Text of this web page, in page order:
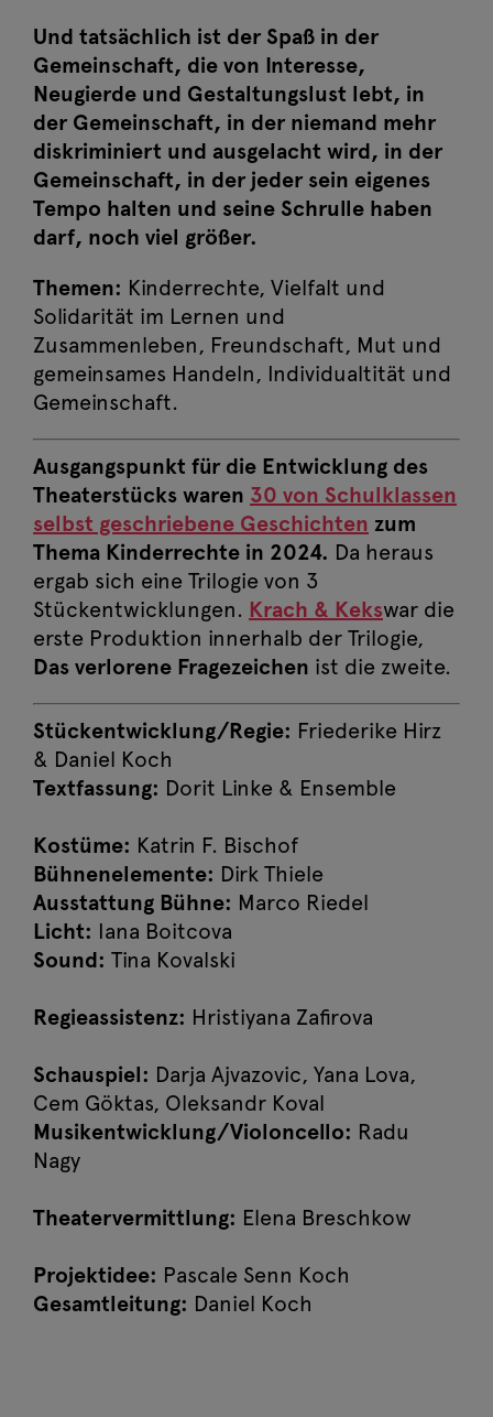
Und tatsächlich ist der Spaß in der
Gemeinschaft, die von Interesse,
Neugierde und Gestaltungslust lebt, in
der Gemeinschaft, in der niemand mehr
diskriminiert und ausgelacht wird, in der
Gemeinschaft, in der jeder sein eigenes
Tempo halten und seine Schrulle haben
darf, noch viel größer.
Themen: Kinderrechte, Vielfalt und
Solidarität im Lernen und
Zusammenleben, Freundschaft, Mut und
gemeinsames Handeln, Individualtität und
Gemeinschaft.
Ausgangspunkt für die Entwicklung des
Theaterstücks waren 30 von Schulklassen
selbst geschriebene Geschichten zum
Thema Kinderrechte in 2024. Da heraus
ergab sich eine Trilogie von 3
Stückentwicklungen. Krach & Kekswar die
erste Produktion innerhalb der Trilogie,
Das verlorene Fragezeichen ist die zweite.
Stückentwicklung/Regie: Friederike Hirz
& Daniel Koch
Textfassung: Dorit Linke & Ensemble
Kostüme: Katrin F. Bischof
Bühnenelemente: Dirk Thiele
Ausstattung Bühne: Marco Riedel
Licht: Iana Boitcova
Sound: Tina Kovalski
Regieassistenz: Hristiyana Zafirova
Schauspiel: Darja Ajvazovic, Yana Lova,
Cem Göktas, Oleksandr Koval
Musikentwicklung/Violoncello: Radu
Nagy
Theatervermittlung: Elena Breschkow
Projektidee: Pascale Senn Koch
Gesamtleitung: Daniel Koch